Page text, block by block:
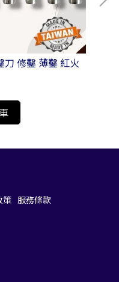
修鑿 薄鑿 紅火
策 服務條款